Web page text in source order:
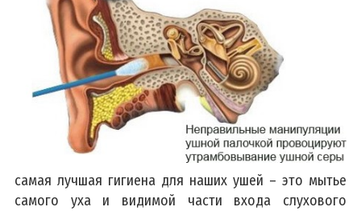
самая лучшая гигиена для наших ушей – это мытье
самого уха и видимой части входа слухового